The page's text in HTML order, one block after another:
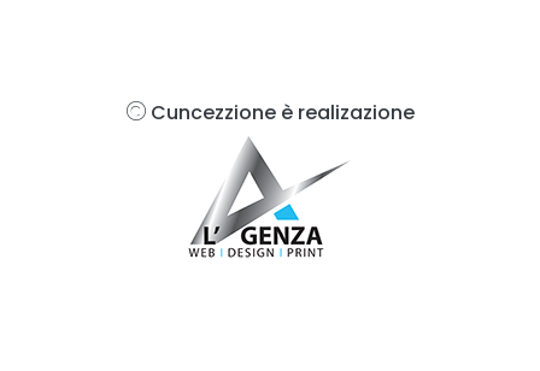
Cuncezzione è realizazione